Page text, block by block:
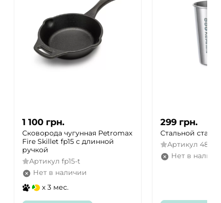
1 100 грн.
Сковорода чугунная Petromax
Fire Skillet fp15 с длинной
ручкой
Артикул fp15-t
Нет в наличии
x 3 мес.
299 грн.
Стальной
Артикул
Нет в